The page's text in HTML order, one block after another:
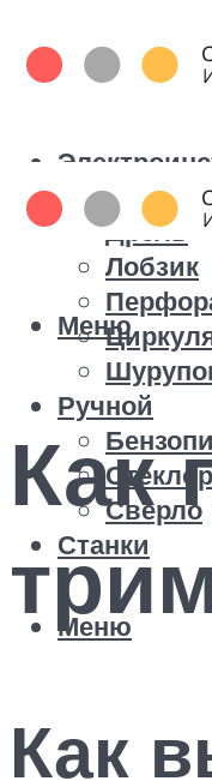
Дрель
Лобзик
Ручной
Сверло
Станки
Меню
Меню
Как
Как